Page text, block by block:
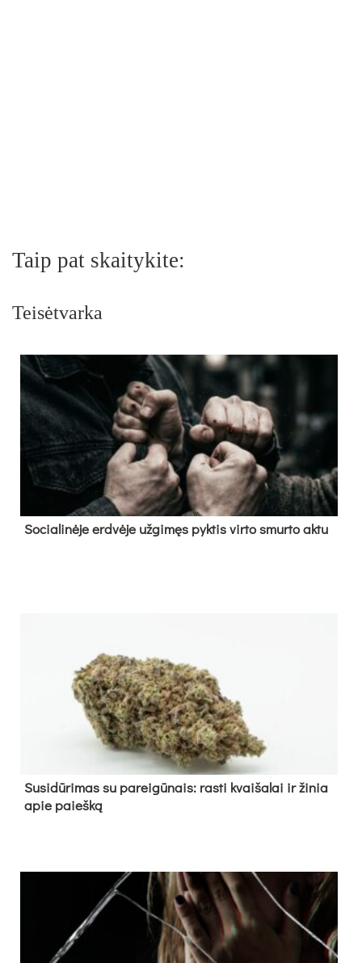
Taip pat skaitykite:
Teisėtvarka
So­cia­li­nė­je erd­vė­je už­gi­męs pyk­tis vir­to smur­to ak­tu
Su­si­dū­ri­mas su pa­rei­gū­nais: ras­ti kvai­ša­lai ir ži­nia
apie paieš­ką